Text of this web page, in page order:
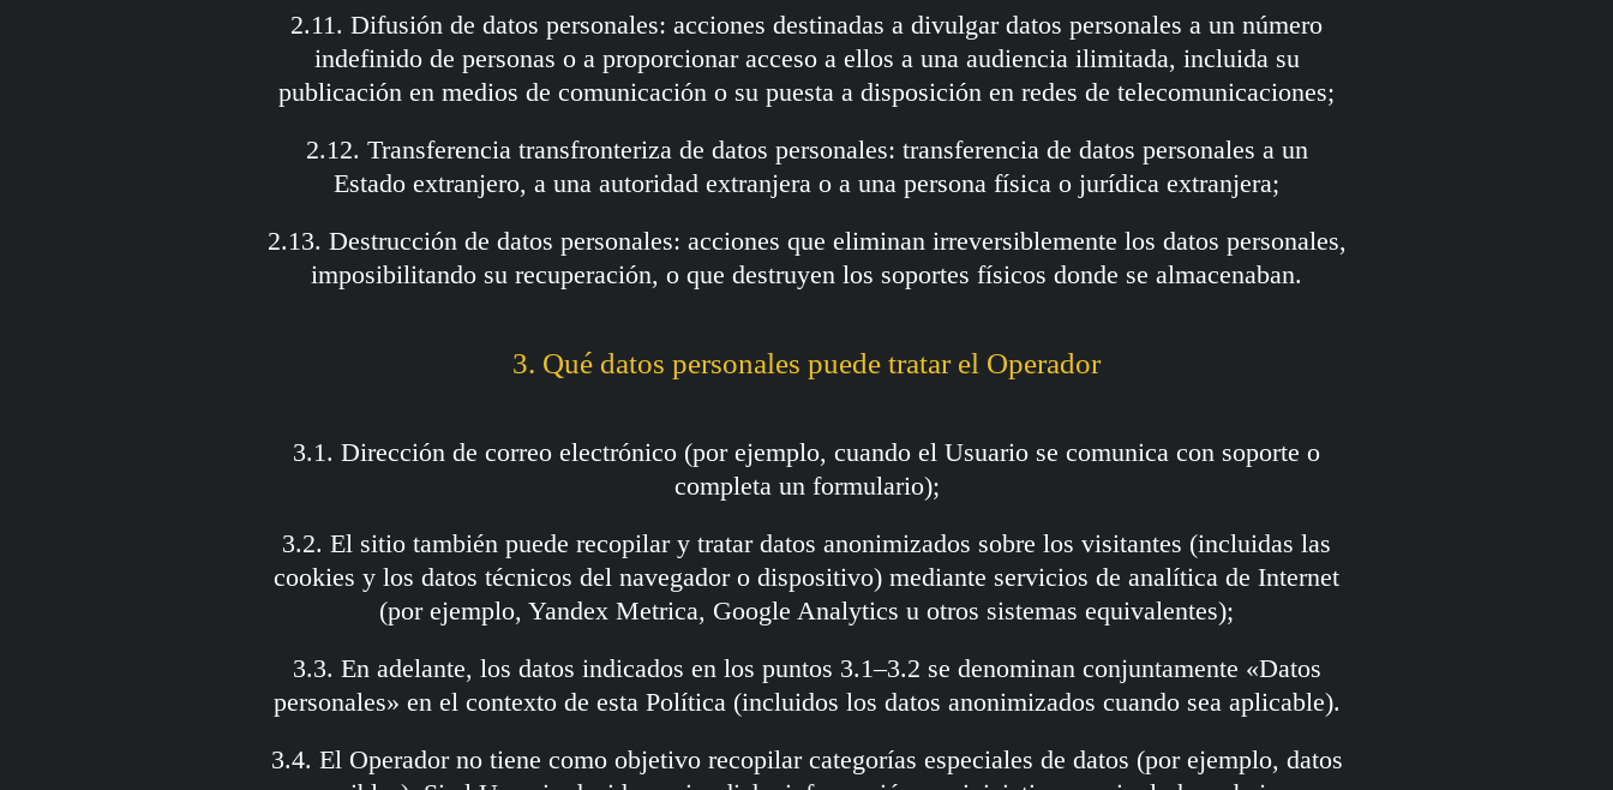
2.11. Difusión de datos personales: acciones destinadas a divulgar datos personales a un número
indefinido de personas o a proporcionar acceso a ellos a una audiencia ilimitada, incluida su
publicación en medios de comunicación o su puesta a disposición en redes de telecomunicaciones;
2.12. Transferencia transfronteriza de datos personales: transferencia de datos personales a un
Estado extranjero, a una autoridad extranjera o a una persona física o jurídica extranjera;
2.13. Destrucción de datos personales: acciones que eliminan irreversiblemente los datos personales,
imposibilitando su recuperación, o que destruyen los soportes físicos donde se almacenaban.
3. Qué datos personales puede tratar el Operador
3.1. Dirección de correo electrónico (por ejemplo, cuando el Usuario se comunica con soporte o
completa un formulario);
3.2. El sitio también puede recopilar y tratar datos anonimizados sobre los visitantes (incluidas las
cookies y los datos técnicos del navegador o dispositivo) mediante servicios de analítica de Internet
(por ejemplo, Yandex Metrica, Google Analytics u otros sistemas equivalentes);
3.3. En adelante, los datos indicados en los puntos 3.1–3.2 se denominan conjuntamente «Datos
personales» en el contexto de esta Política (incluidos los datos anonimizados cuando sea aplicable).
3.4. El Operador no tiene como objetivo recopilar categorías especiales de datos (por ejemplo, datos